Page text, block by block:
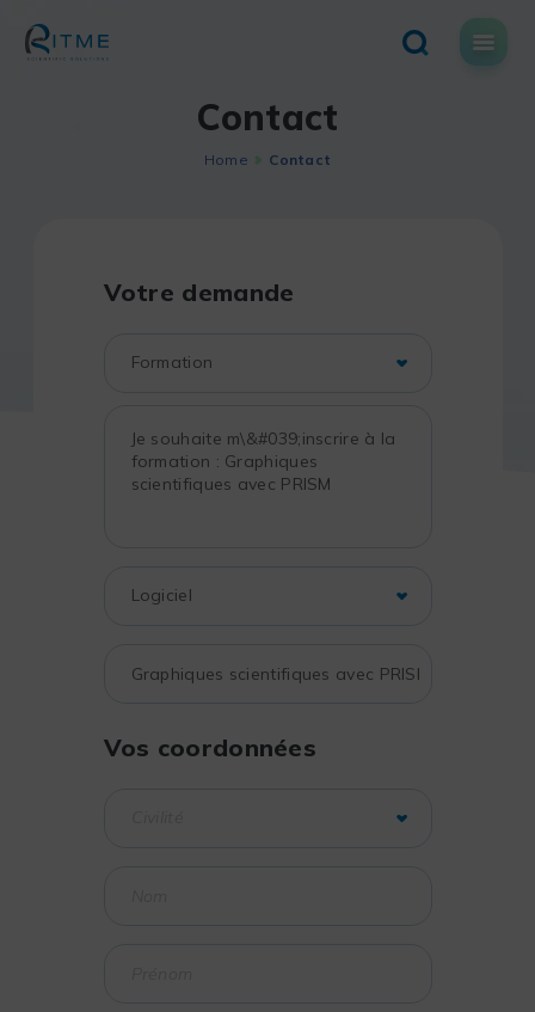
content
Contact
Home Contact
Votre demande
Vos coordonnées